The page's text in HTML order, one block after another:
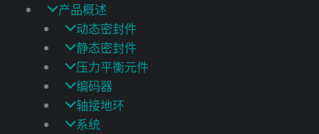
产品概述
动态密封件
静态密封件
压力平衡元件
编码器
轴接地环
系统